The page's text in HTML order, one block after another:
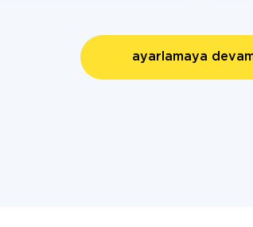
ayarlamaya